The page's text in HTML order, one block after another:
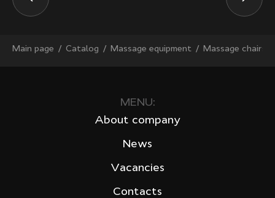
Main page Сatalog Massage equipment Massage chairs
MENU:
About company
News
Vacancies
Contacts